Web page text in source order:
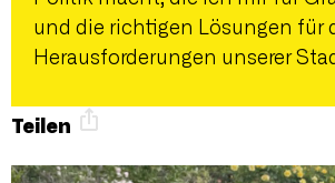
und die richtigen Lösungen für
Herausforderungen unserer
Teilen